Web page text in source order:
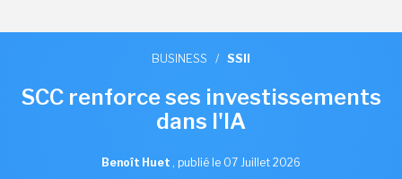
BUSINESS / SSII
SCC renforce ses investissements
dans l'IA
Benoît Huet , publié le 07 Juillet 2026